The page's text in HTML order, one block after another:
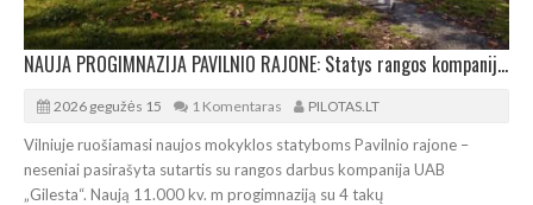
NAUJA PROGIMNAZIJA PAVILNIO RAJONE: Statys rangos kompanija „Gilesta“
2026 gegužės 15 1 Komentaras PILOTAS.LT
Vilniuje ruošiamasi naujos mokyklos statyboms Pavilnio rajone –
neseniai pasirašyta sutartis su rangos darbus kompanija UAB
„Gilesta“. Naują 11.000 kv. m progimnaziją su 4 takų